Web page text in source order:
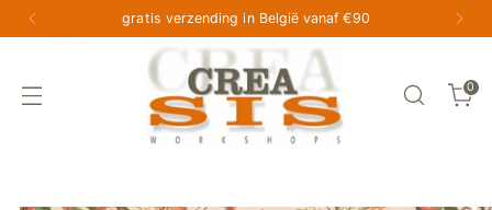
gratis verzending in België vanaf €90
0